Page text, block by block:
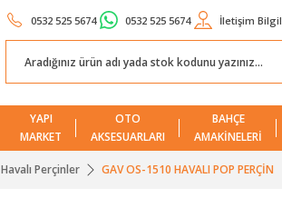
0532 525 5674 0532 525 5674 İletişim
YAPI
MARKET
OTO
AKSESUARLARI
BAHÇE
AMAKİNELERİ
Havalı Perçinler GAV OS-1510 HAVALI POP PERÇİN